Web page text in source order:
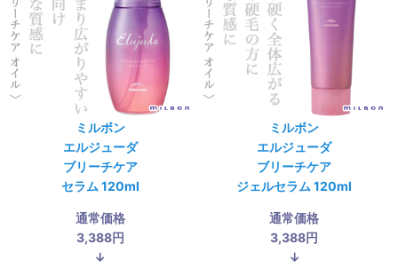
ミルボン
エルジューダ
ブリーチケア
セラム 120ml
通常価格
3,388円
↓
ミルボン
エルジューダ
ブリーチケア
ジェルセラム 120ml
通常価格
3,388円
↓